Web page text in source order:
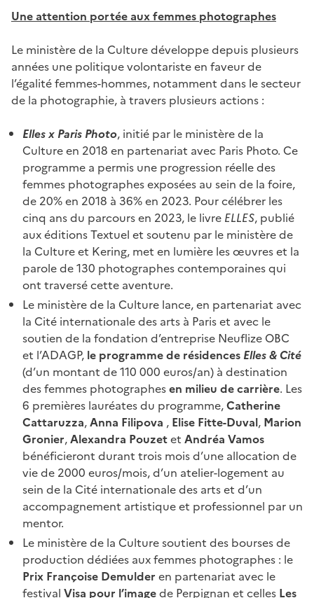
Une attention portée aux femmes photographes
Le ministère de la Culture développe depuis plusieurs
années une politique volontariste en faveur de
l’égalité femmes-hommes, notamment dans le secteur
de la photographie, à travers plusieurs actions :
Elles x Paris Photo, initié par le ministère de la
Culture en 2018 en partenariat avec Paris Photo. Ce
programme a permis une progression réelle des
femmes photographes exposées au sein de la foire,
de 20% en 2018 à 36% en 2023. Pour célébrer les
cinq ans du parcours en 2023, le livre ELLES, publié
aux éditions Textuel et soutenu par le ministère de
la Culture et Kering, met en lumière les œuvres et la
parole de 130 photographes contemporaines qui
ont traversé cette aventure.
Le ministère de la Culture lance, en partenariat avec
la Cité internationale des arts à Paris et avec le
soutien de la fondation d’entreprise Neuflize OBC
et l’ADAGP, le programme de résidences Elles & Cité
(d’un montant de 110 000 euros/an) à destination
des femmes photographesen milieu de carrière. Les
6 premières lauréates du programme,Catherine
Cattaruzza,Anna Filipova , Elise Fitte-Duval, Marion
Gronier,Alexandra Pouzetet Andréa Vamos
bénéficieront durant trois mois d’une allocation de
vie de 2000 euros/mois, d’un atelier-logement au
sein de la Cité internationale des arts et d’un
accompagnement artistique et professionnel par un
mentor.
Le ministère de la Culture soutient des bourses de
production dédiées aux femmes photographes : le
Prix Françoise Demulder en partenariat avec le
festival Visa pour l’imagede Perpignan et celles Les